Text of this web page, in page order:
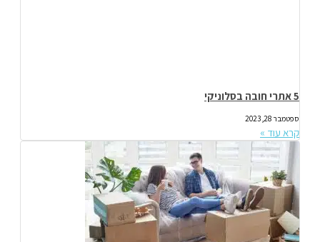
5 אתרי חובה בסלוניקי
ספטמבר 28, 2023
קרא עוד »